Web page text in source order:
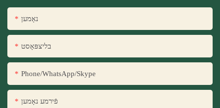
נאָמען
בליצפּאָסט
Phone/WhatsApp/Skype
פֿירמע נאָמען